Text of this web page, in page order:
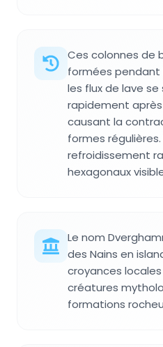
Ces colonnes de
formées pendant
les flux de lave
rapidement
causant la
formes
refroidissement
hexagonaux
Le nom
des Nains en
croyances
créatures
formations